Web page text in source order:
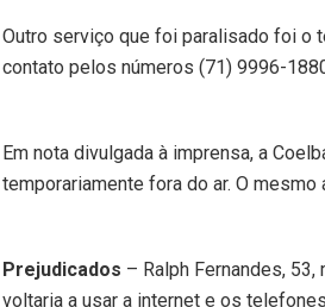
Outro serviço que foi paralisado foi o
contato pelos números (71) 9996-
Em nota divulgada à imprensa, a
temporariamente fora do ar. O
Prejudicados – Ralph Fernandes,
voltaria a usar a internet e os